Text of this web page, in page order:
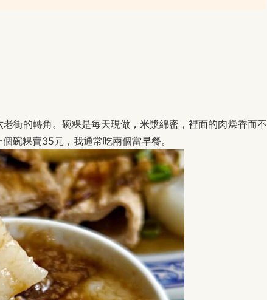
街的轉角。碗粿是每天現做，米漿綿密，裡面的肉燥香而不
碗粿賣35元，我通常吃兩個當早餐。